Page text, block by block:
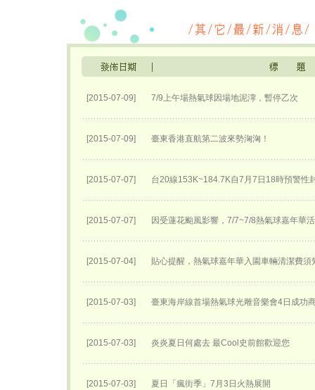
[2015-07-09] 7/9上午場熱氣球因場地泥濘，暫停乙次
[2015-07-09] 臺東香港直航第二波來勢洶洶！
[2015-07-07] 台20線153K~184.7K自7月7日18時預警性
[2015-07-07] 因受蓮花颱風影響，7/7~7/8熱氣球嘉年華
[2015-07-04] 貼心提醒，熱氣球嘉年華入園車輛清潔費須
[2015-07-03] 臺東海岸線首場熱氣球光雕音樂會4日成功
[2015-07-03] 炎炎夏日何處去 最Cool史前館歡迎您
[2015-07-03] 夏日「瘋街季」7月3日火熱展開